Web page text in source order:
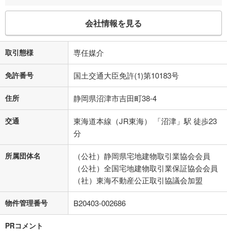
会社情報を見る
取引態様 専任媒介
免許番号 国土交通大臣免許(1)第10183号
住所 静岡県沼津市吉田町38-4
交通
東海道本線（JR東海） 「沼津」駅 徒歩23
分
所属団体名
（公社）静岡県宅地建物取引業協会会員
（公社）全国宅地建物取引業保証協会会員
（社）東海不動産公正取引協議会加盟
物件管理番号 B20403-002686
PRコメント